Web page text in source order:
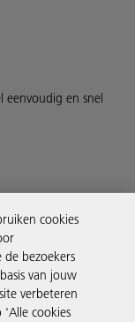
eenvoudig en snel
cookies
bezoekers
van jouw
verbeteren
'Alle cookies